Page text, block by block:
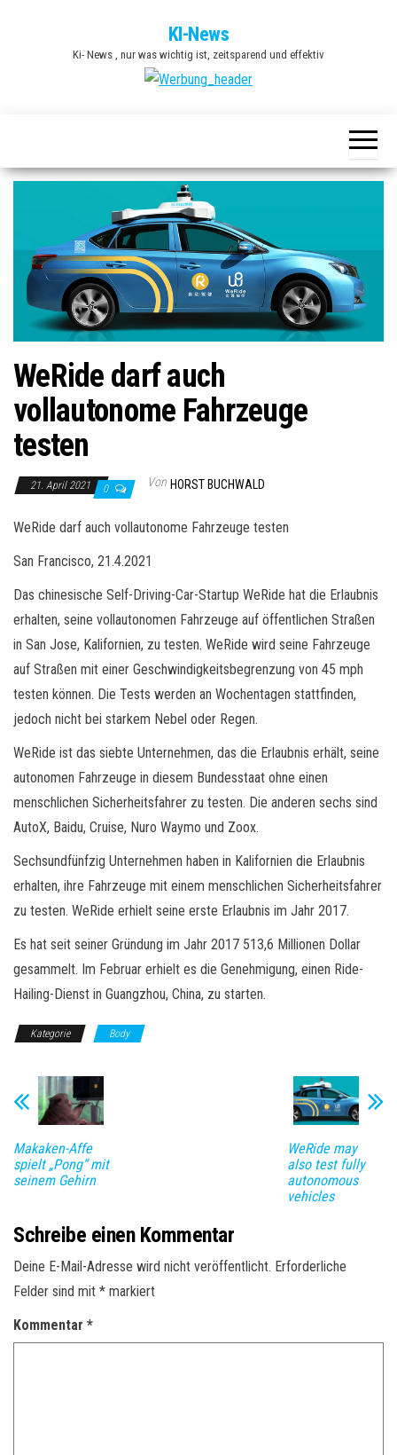
KI-News
Ki- News , nur was wichtig ist, zeitsparend und effektiv
WeRide darf auch
vollautonome Fahrzeuge
testen
21. April 2021 0 Von HORST BUCHWALD
WeRide darf auch vollautonome Fahrzeuge testen
San Francisco, 21.4.2021
Das chinesische Self-Driving-Car-Startup WeRide hat die Erlaubnis
erhalten, seine vollautonomen Fahrzeuge auf öffentlichen Straßen
in San Jose, Kalifornien, zu testen. WeRide wird seine Fahrzeuge
auf Straßen mit einer Geschwindigkeitsbegrenzung von 45 mph
testen können. Die Tests werden an Wochentagen stattfinden,
jedoch nicht bei starkem Nebel oder Regen.
WeRide ist das siebte Unternehmen, das die Erlaubnis erhält, seine
autonomen Fahrzeuge in diesem Bundesstaat ohne einen
menschlichen Sicherheitsfahrer zu testen. Die anderen sechs sind
AutoX, Baidu, Cruise, Nuro Waymo und Zoox.
Sechsundfünfzig Unternehmen haben in Kalifornien die Erlaubnis
erhalten, ihre Fahrzeuge mit einem menschlichen Sicherheitsfahrer
zu testen. WeRide erhielt seine erste Erlaubnis im Jahr 2017.
Es hat seit seiner Gründung im Jahr 2017 513,6 Millionen Dollar
gesammelt. Im Februar erhielt es die Genehmigung, einen Ride-
Hailing-Dienst in Guangzhou, China, zu starten.
Kategorie Body
Makaken-Affe
spielt „Pong“ mit
seinem Gehirn
WeRide may
also test fully
autonomous
vehicles
Schreibe einen Kommentar
Deine E-Mail-Adresse wird nicht veröffentlicht. Erforderliche
Felder sind mit * markiert
Kommentar *